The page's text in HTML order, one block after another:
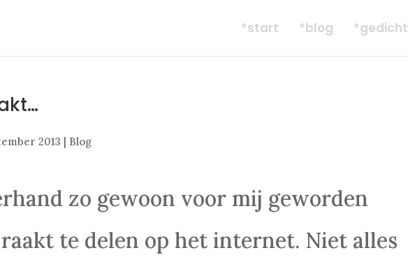
*start *blog *gedicht
2013 | Blog
zo gewoon voor mij geworden
te delen op het internet. Niet alles